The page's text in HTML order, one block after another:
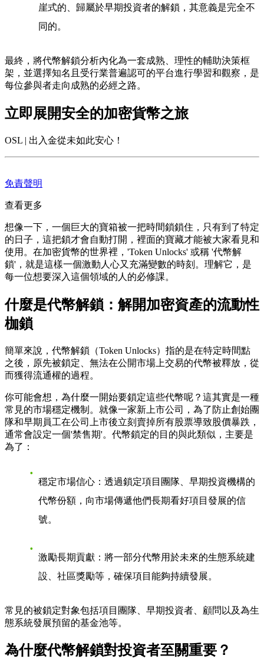
崖式的、歸屬於早期投資者的解鎖，其意義是完全不
同的。
最終，將代幣解鎖分析內化為一套成熟、理性的輔助決策框
架，並選擇知名且受行業普遍認可的平台進行學習和觀察，是
每位參與者走向成熟的必經之路。
立即展開安全的加密貨幣之旅
OSL | 出入金從未如此安心！
免責聲明
查看更多
想像一下，一個巨大的寶箱被一把時間鎖鎖住，只有到了特定
的日子，這把鎖才會自動打開，裡面的寶藏才能被大家看見和
使用。在加密貨幣的世界裡，'Token Unlocks' 或稱 '代幣解
鎖'，就是這樣一個激動人心又充滿變數的時刻。理解它，是
每一位想要深入這個領域的人的必修課。
什麼是代幣解鎖：解開加密資產的流動性
枷鎖
簡單來說，代幣解鎖（Token Unlocks）指的是在特定時間點
之後，原先被鎖定、無法在公開市場上交易的代幣被釋放，從
而獲得流通權的過程。
你可能會想，為什麼一開始要鎖定這些代幣呢？這其實是一種
常見的市場穩定機制。就像一家新上市公司，為了防止創始團
隊和早期員工在公司上市後立刻賣掉所有股票導致股價暴跌，
通常會設定一個'禁售期'。代幣鎖定的目的與此類似，主要是
為了：
穩定市場信心 ：透過鎖定項目團隊、早期投資機構的
代幣份額，向市場傳遞他們長期看好項目發展的信
號。
激勵長期貢獻 ：將一部分代幣用於未來的生態系統建
設、社區獎勵等，確保項目能夠持續發展。
常見的被鎖定對象包括項目團隊、早期投資者、顧問以及為生
態系統發展預留的基金池等。
為什麼代幣解鎖對投資者至關重要？